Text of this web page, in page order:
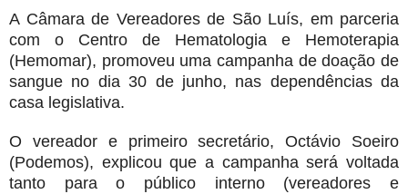
A Câmara de Vereadores de São Luís, em parceria
com o Centro de Hematologia e Hemoterapia
(Hemomar), promoveu uma campanha de doação de
sangue no dia 30 de junho, nas dependências da
casa legislativa.
O vereador e primeiro secretário, Octávio Soeiro
(Podemos), explicou que a campanha será voltada
tanto para o público interno (vereadores e